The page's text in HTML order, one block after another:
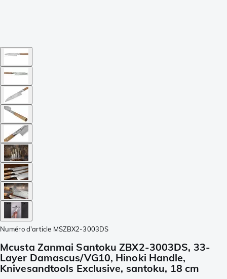
Numéro d'article MSZBX2-3003DS
Mcusta Zanmai Santoku ZBX2-3003DS, 33-
Layer Damascus/VG10, Hinoki Handle,
Knivesandtools Exclusive, santoku, 18 cm